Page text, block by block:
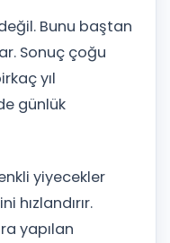
Bunu baştan
Sonuç çoğu
yıl
günlük
yiyecekler
hızlandırır.
yapılan